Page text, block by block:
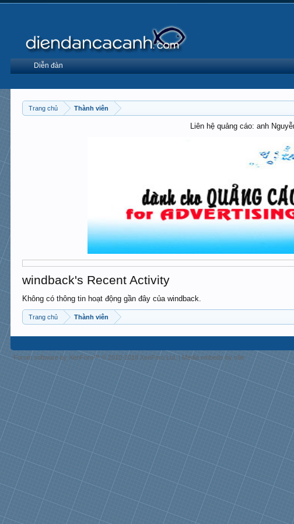
Trang chủ Thành viên
Liên hệ quảng cáo: anh
windback's Recent Activity
Không có thông tin hoạt động gần đây của windback.
Trang chủ Thành viên
Diễn đàn
Forum software by XenForo™© 2010-2018 XenForo Ltd. | Media embeds by s9e